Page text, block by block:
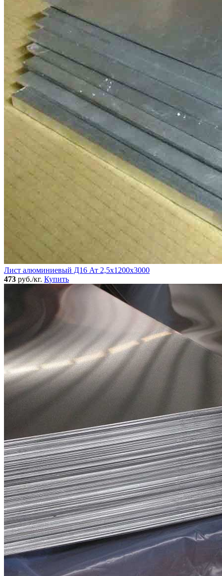
Лист алюминиевый Д16 Ат 2,5х1200х3000
473 руб./кг. Купить